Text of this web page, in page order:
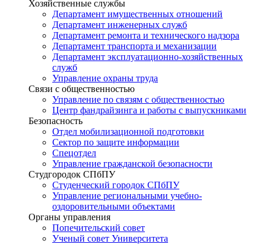
Хозяйственные службы
Департамент имущественных отношений
Департамент инженерных служб
Департамент ремонта и технического надзора
Департамент транспорта и механизации
Департамент эксплуатационно-хозяйственных
служб
Управление охраны труда
Связи с общественностью
Управление по связям с общественностью
Центр фандрайзинга и работы с выпускниками
Безопасность
Отдел мобилизационной подготовки
Сектор по защите информации
Спецотдел
Управление гражданской безопасности
Студгородок СПбПУ
Студенческий городок СПбПУ
Управление региональными учебно-
оздоровительными объектами
Органы управления
Попечительский совет
Ученый совет Университета